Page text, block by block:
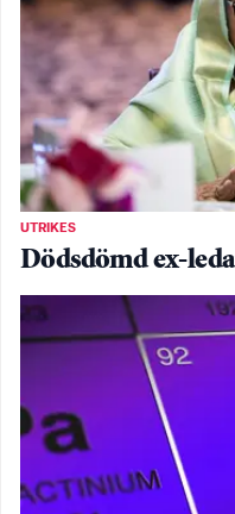
UTRIKES
Dödsdömd ex-